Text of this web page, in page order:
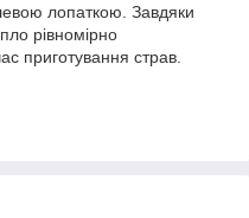
лопаткою. Завдяки
рівномірно
приготування страв.